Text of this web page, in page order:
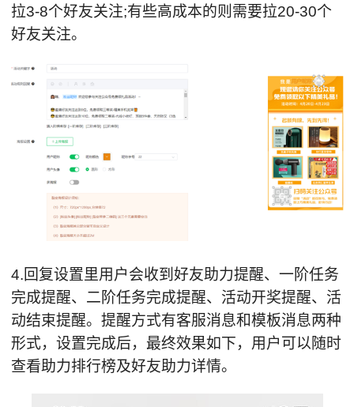
拉3-8个好友关注;有些高成本的则需要拉20-30个
好友关注。
4.回复设置里用户会收到好友助力提醒、一阶任务
完成提醒、二阶任务完成提醒、活动开奖提醒、活
动结束提醒。提醒方式有客服消息和模板消息两种
形式，设置完成后，最终效果如下，用户可以随时
查看助力排行榜及好友助力详情。